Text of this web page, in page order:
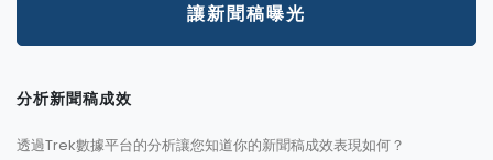
讓新聞稿曝光
分析新聞稿成效
透過Trek數據平台的分析讓您知道你的新聞稿成效表現如何？